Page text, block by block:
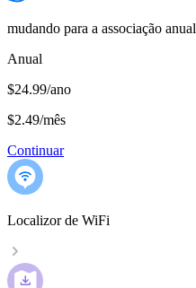
mudando para a associação anual
Anual
$24.99/ano
$2.49/mês
Continuar
Localizor de WiFi